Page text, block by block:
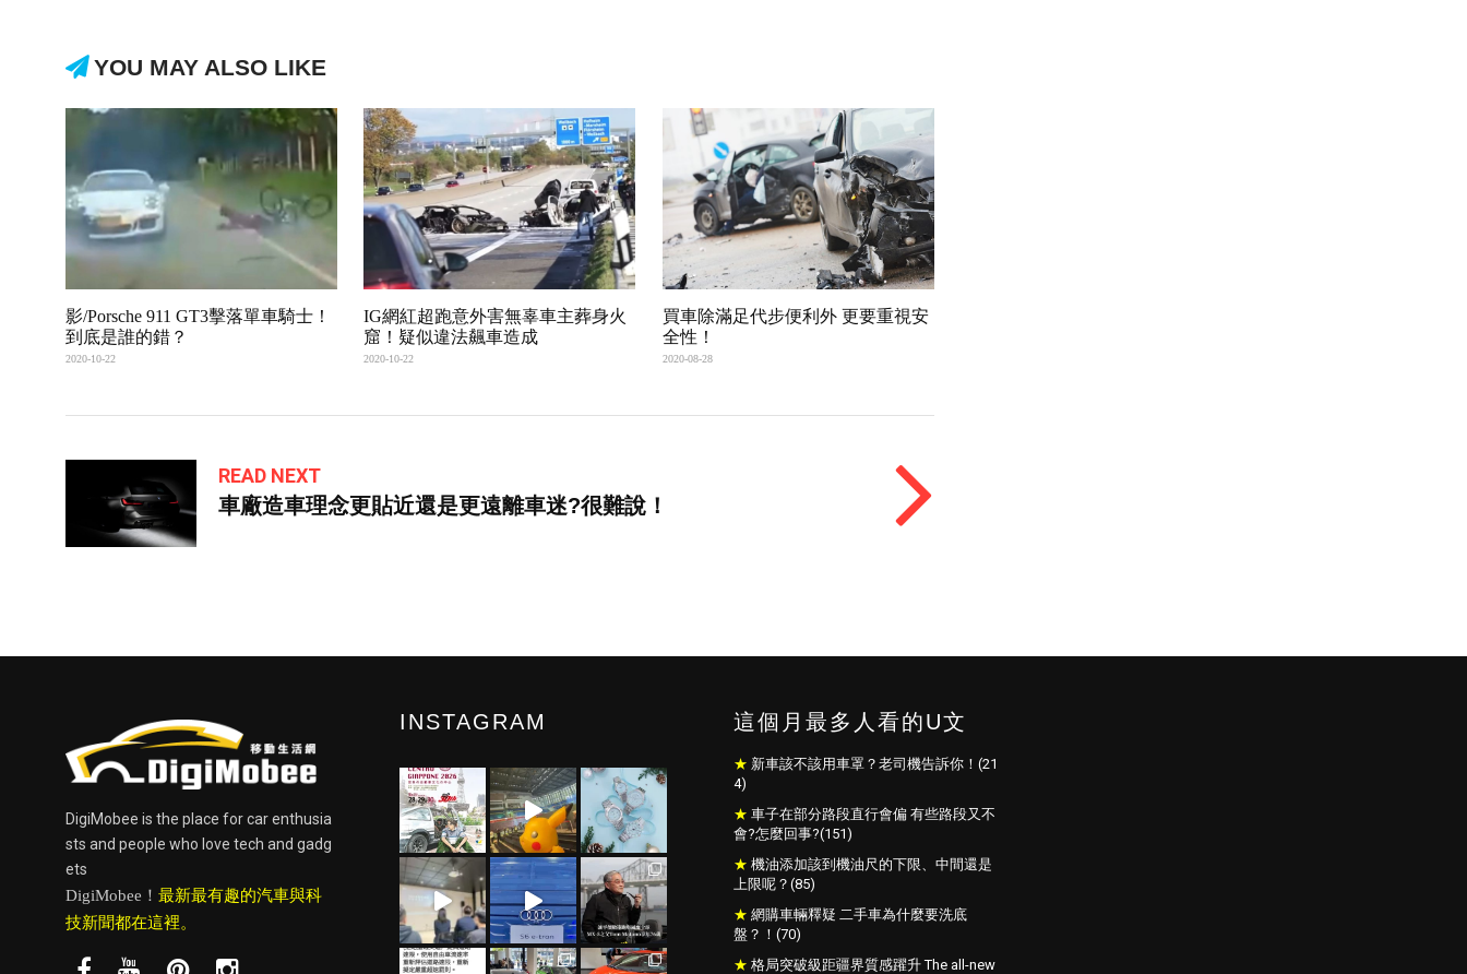
YOU MAY ALSO LIKE
影/Porsche 911 GT3擊落單車騎士！
到底是誰的錯？
2020-10-22
IG網紅超跑意外害無辜車主葬身火
窟！疑似違法飆車造成
2020-10-22
買車除滿足代步便利外 更要重視安
全性！
2020-08-28
READ NEXT
車廠造車理念更貼近還是更遠離車迷?很難說！
DigiMobee is the place for car enthusia
sts and people who love tech and gadg
ets
DigiMobee！ 最新最有趣的汽車與科
技新聞都在這裡。
INSTAGRAM 這個月最多人看的U文
新車該不該用車罩？老司機告訴你！(21
4)
車子在部分路段直行會偏 有些路段又不
會?怎麼回事?(151)
機油添加該到機油尺的下限、中間還是
上限呢？(85)
網購車輛釋疑 二手車為什麼要洗底
盤？！(70)
格局突破級距疆界質感躍升 The all-new